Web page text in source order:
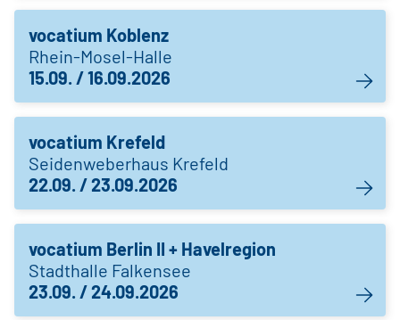
vocatium Koblenz
Rhein-Mosel-Halle
15.09. / 16.09.2026
vocatium Krefeld
Seidenweberhaus Krefeld
22.09. / 23.09.2026
vocatium Berlin II + Havelregion
Stadthalle Falkensee
23.09. / 24.09.2026